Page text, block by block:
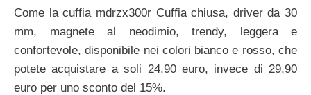
Come la cuffia mdrzx300r Cuffia chiusa, driver da 30
mm, magnete al neodimio, trendy, leggera e
confortevole, disponibile nei colori bianco e rosso, che
potete acquistare a soli 24,90 euro, invece di 29,90
euro per uno sconto del 15%.